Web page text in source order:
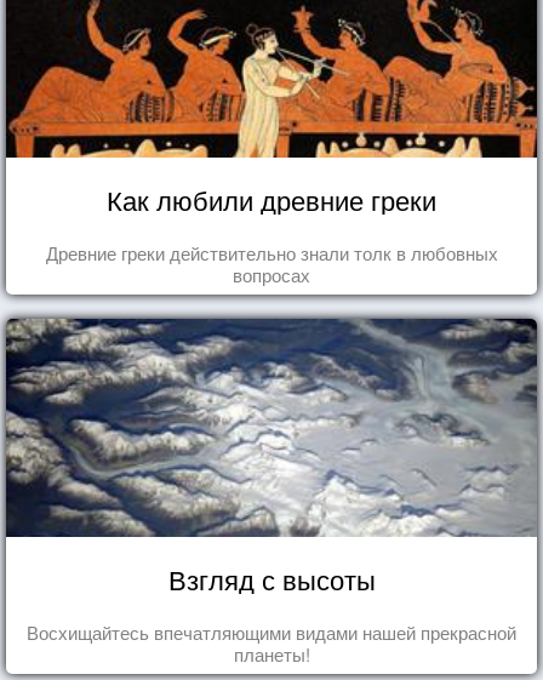
Как любили древние греки
Древние греки действительно знали толк в любовных
вопросах
Взгляд с высоты
Восхищайтесь впечатляющими видами нашей прекрасной
планеты!